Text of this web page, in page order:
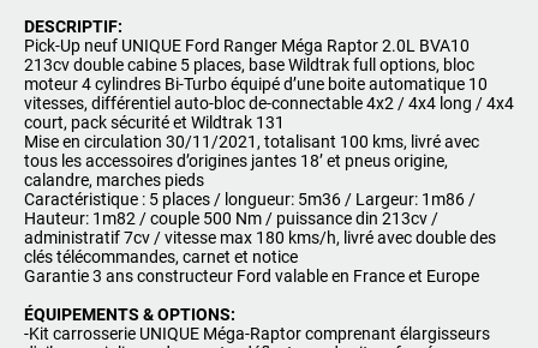
DESCRIPTIF:
Pick-Up neuf UNIQUE Ford Ranger Méga Raptor 2.0L BVA10
213cv double cabine 5 places, base Wildtrak full options, bloc
moteur 4 cylindres Bi-Turbo équipé d’une boite automatique 10
vitesses, différentiel auto-bloc de-connectable 4x2 / 4x4 long / 4x4
court, pack sécurité et Wildtrak 131
Mise en circulation 30/11/2021, totalisant 100 kms, livré avec
tous les accessoires d’origines jantes 18’ et pneus origine,
calandre, marches pieds
Caractéristique : 5 places / longueur: 5m36 / Largeur: 1m86 /
Hauteur: 1m82 / couple 500 Nm / puissance din 213cv /
administratif 7cv / vitesse max 180 kms/h, livré avec double des
clés télécommandes, carnet et notice
Garantie 3 ans constructeur Ford valable en France et Europe
ÉQUIPEMENTS & OPTIONS:
-Kit carrosserie UNIQUE Méga-Raptor comprenant élargisseurs